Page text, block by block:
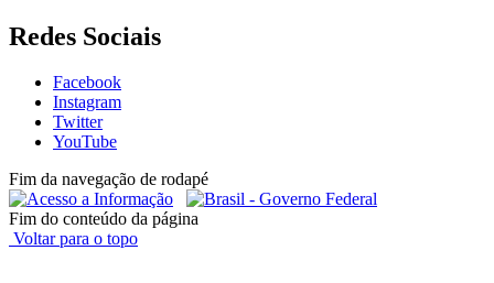
Redes Sociais
Facebook
Instagram
Twitter
YouTube
Fim da navegação de rodapé
Fim do conteúdo da página
Voltar para o topo